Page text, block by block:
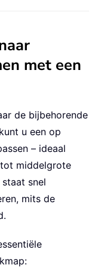
met een
de bijbehorende
u een op
– ideaal
middelgrote
snel
mits de